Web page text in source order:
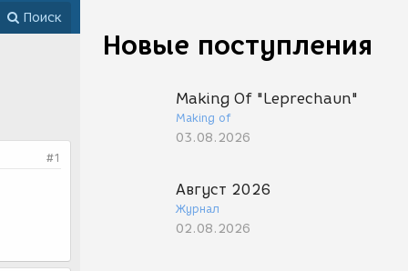
Новые поступления
Making Of "Leprechaun"
Making of
03.08.2026
Август 2026
Журнал
02.08.2026
Поиск
#1